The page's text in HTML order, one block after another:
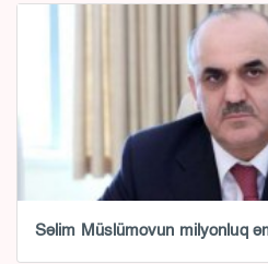
Səlim Müslümovun milyonluq